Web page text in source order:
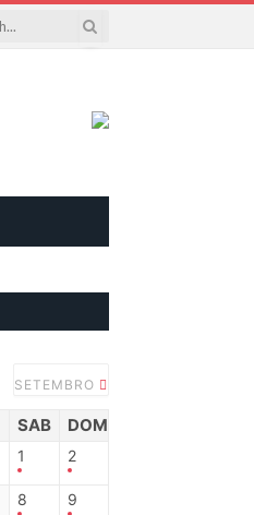
SETEMBRO
SAB DOM
1 2
8 9